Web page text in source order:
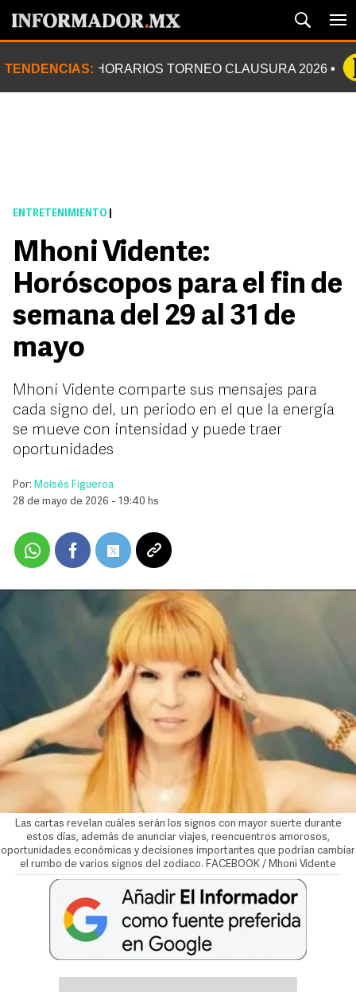
TENDENCIAS: HORARIOS TORNEO CLAUSURA 2026
ENTRETENIMIENTO
Mhoni Vidente:
Horóscopos para el fin de
semana del 29 al 31 de
mayo
Mhoni Vidente comparte sus mensajes para
cada signo del, un periodo en el que la energía
se mueve con intensidad y puede traer
oportunidades
Por: Moisés Figueroa
28 de mayo de 2026 - 19:40 hs
Las cartas revelan cuáles serán los signos con mayor suerte durante
estos días, además de anunciar viajes, reencuentros amorosos,
oportunidades económicas y decisiones importantes que podrían cambiar
el rumbo de varios signos del zodiaco. FACEBOOK / Mhoni Vidente